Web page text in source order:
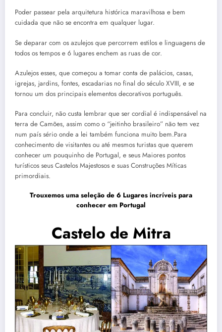
Poder passear pela arquitetura histórica maravilhosa e bem
cuidada que não se encontra em qualquer lugar.
Se deparar com os azulejos que percorrem estilos e linguagens de
todos os tempos e 6 lugares enchem as ruas de cor.
Azulejos esses, que começou a tomar conta de palácios, casas,
igrejas, jardins, fontes, escadarias no final do século XVIII, e se
tornou um dos principais elementos decorativos português.
Para concluir, não custa lembrar que ser cordial é indispensável na
terra de Camões, assim como o “jeitinho brasileiro” não tem vez
num país sério onde a lei também funciona muito bem.Para
conhecimento de visitantes ou até mesmos turistas que querem
conhecer um pouquinho de Portugal, e seus Maiores pontos
turísticos seus Castelos Majestosos e suas Construções Míticas
primordiais.
Trouxemos uma seleção de 6 Lugares incríveis para
conhecer em Portugal
Castelo de Mitra